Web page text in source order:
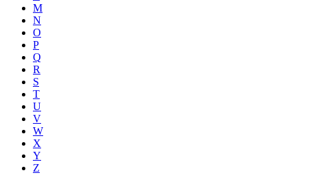
M
N
O
P
Q
R
S
T
U
V
W
X
Y
Z